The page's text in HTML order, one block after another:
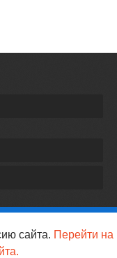
сайта. Перейти на